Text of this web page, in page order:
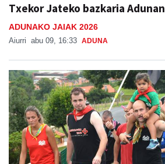
Txekor Jateko bazkaria Adunan
ADUNAKO JAIAK 2026
Aiurri abu 09, 16:33 ADUNA